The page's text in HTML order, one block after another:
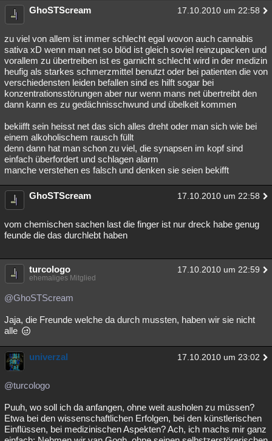
GhoSTScream 17.10.2010 um 22:58
zu viel von allem ist immer schlecht egal wovon auch cannabis
sativa xD wenn man net so blöd ist gleich soviel reinzupacken und
vorallem zu übertreiben ist es garnicht schlecht wird in der medizin
heufig als starkes schmerzmittel benutzt oder bei patienten die von
verschiedensten leiden befallen sind es hilft sogar bei
konzentrationsstörungen aber nur wenn mans net übertreibt den
dann kann es zu gedächnisschwund und übelkeit kommen
bekiifft sein heisst net das sich alles dreht oder man sich wie bei
einem alkoholischem rausch füllt
denn dann hat man schon zu viel, die synapsen im kopf sind
einfach überfordert und schlagen alarm
manche verstehen es falsch und denken sie seien bekifft
GhoSTScream 17.10.2010 um 22:58
vom chemischen sachen last die finger ist nur dreck habe genug
feunde die das durchlebt haben
turcologo 17.10.2010 um 22:59
ehemaliges Mitglied
@GhoSTScream
Jaja, die Freunde welche da durch mussten, haben wir sie nicht
alle
univerzal 17.10.2010 um 23:02
@turcologo
Puuh, wo soll ich da anfangen, ohne weit ausholen zu müssen?
Etwa bei den wissenschaftlichen Erfolgen, bei den künstlerischen
Einflüssen, bei medizinischen Aspekten? Ach, ich machs mir ganz